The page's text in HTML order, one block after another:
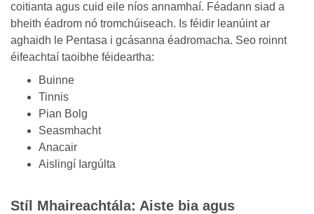
coitianta agus cuid eile níos annamhaí. Féadann siad a
bheith éadrom nó tromchúiseach. Is féidir leanúint ar
aghaidh le Pentasa i gcásanna éadromacha. Seo roinnt
éifeachtaí taoibhe féideartha:
Buinne
Tinnis
Pian Bolg
Seasmhacht
Anacair
Aislingí Iargúlta
Stíl Mhaireachtála: Aiste bia agus